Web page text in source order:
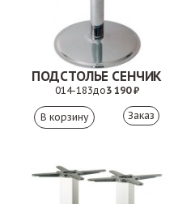
ПОДСТОЛЬЕ СЕНЧИК
014-183до3 190 ₽
Заказ